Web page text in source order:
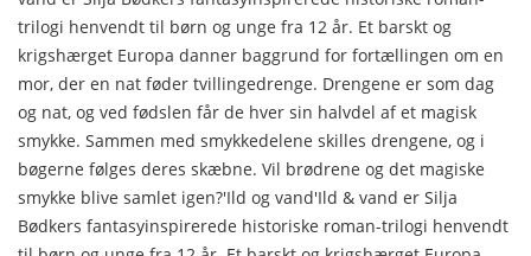
trilogi henvendt til børn og unge fra 12 år. Et barskt og
krigshærget Europa danner baggrund for fortællingen om en
mor, der en nat føder tvillingedrenge. Drengene er som dag
og nat, og ved fødslen får de hver sin halvdel af et magisk
smykke. Sammen med smykkedelene skilles drengene, og i
bøgerne følges deres skæbne. Vil brødrene og det magiske
smykke blive samlet igen?'Ild og vand'Ild & vand er Silja
Bødkers fantasyinspirerede historiske roman-trilogi henvendt